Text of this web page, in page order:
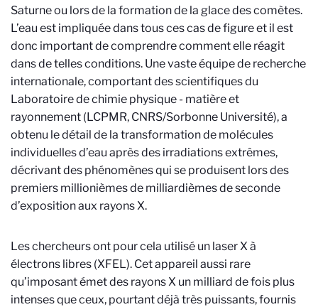
Saturne ou lors de la formation de la glace des comètes.
L’eau est impliquée dans tous ces cas de figure et il est
donc important de comprendre comment elle réagit
dans de telles conditions. Une vaste équipe de recherche
internationale, comportant des scientifiques du
Laboratoire de chimie physique - matière et
rayonnement (LCPMR, CNRS/Sorbonne Université), a
obtenu le détail de la transformation de molécules
individuelles d’eau après des irradiations extrêmes,
décrivant des phénomènes qui se produisent lors des
premiers millionièmes de milliardièmes de seconde
d’exposition aux rayons X.
Les chercheurs ont pour cela utilisé un laser X à
électrons libres (XFEL). Cet appareil aussi rare
qu’imposant émet des rayons X un milliard de fois plus
intenses que ceux, pourtant déjà très puissants, fournis